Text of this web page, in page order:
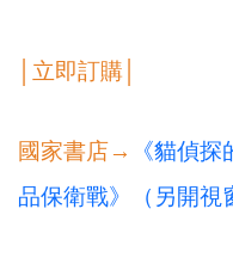
│立即訂購│
國家書店→
《貓偵
品保衛戰》（另開視